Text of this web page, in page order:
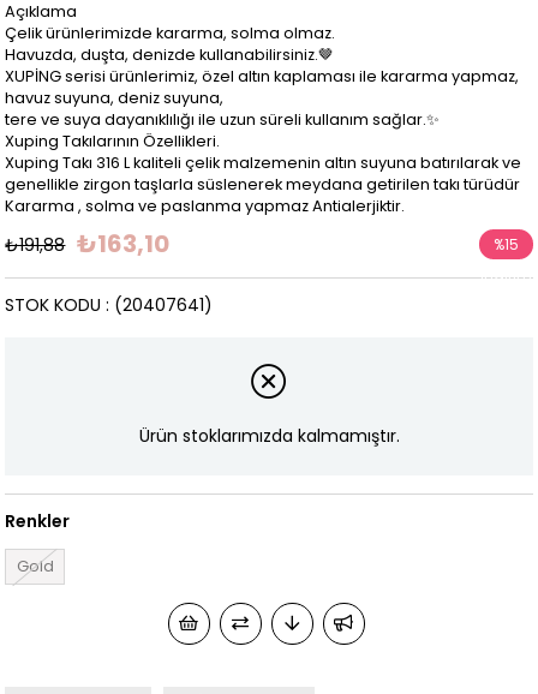
Açıklama
Çelik ürünlerimizde kararma, solma olmaz.
Havuzda, duşta, denizde kullanabilirsiniz.🤎
XUPİNG serisi ürünlerimiz, özel altın kaplaması ile kararma yapmaz,
havuz suyuna, deniz suyuna,
tere ve suya dayanıklılığı ile uzun süreli kullanım sağlar.✨
Xuping Takılarının Özellikleri.
Xuping Takı 316 L kaliteli çelik malzemenin altın suyuna batırılarak ve
genellikle zirgon taşlarla süslenerek meydana getirilen takı türüdür
Kararma , solma ve paslanma yapmaz Antialerjiktir.
₺191,88 ₺163,10 %15
İndirim
(20407641)
STOK KODU
Ürün stoklarımızda kalmamıştır.
Renkler
Gold